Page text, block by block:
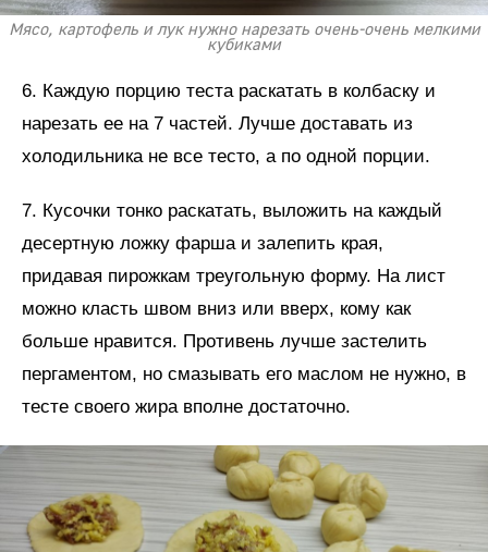
Мясо, картофель и лук нужно нарезать очень-очень мелкими
кубиками
6. Каждую порцию теста раскатать в колбаску и
нарезать ее на 7 частей. Лучше доставать из
холодильника не все тесто, а по одной порции.
7. Кусочки тонко раскатать, выложить на каждый
десертную ложку фарша и залепить края,
придавая пирожкам треугольную форму. На лист
можно класть швом вниз или вверх, кому как
больше нравится. Противень лучше застелить
пергаментом, но смазывать его маслом не нужно, в
тесте своего жира вполне достаточно.